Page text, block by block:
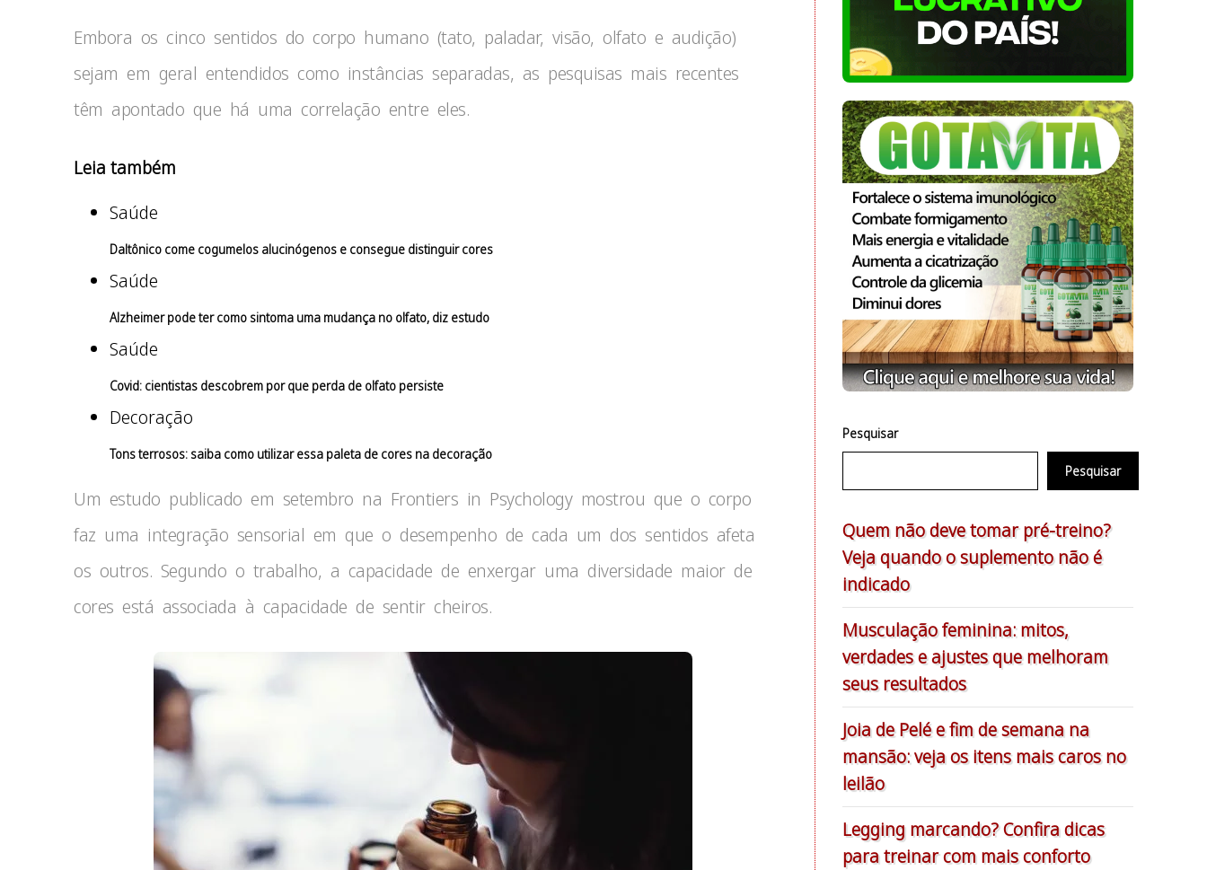
Embora os cinco sentidos do corpo humano (tato, paladar, visão, olfato e audição)
sejam em geral entendidos como instâncias separadas, as pesquisas mais recentes
têm apontado que há uma correlação entre eles.
Leia também
Saúde
Daltônico come cogumelos alucinógenos e consegue distinguir cores
Saúde
Alzheimer pode ter como sintoma uma mudança no olfato, diz estudo
Saúde
Covid: cientistas descobrem por que perda de olfato persiste
Decoração
Tons terrosos: saiba como utilizar essa paleta de cores na decoração
Um estudo publicado em setembro na Frontiers in Psychology mostrou que o corpo
faz uma integração sensorial em que o desempenho de cada um dos sentidos afeta
os outros. Segundo o trabalho, a capacidade de enxergar uma diversidade maior de
cores está associada à capacidade de sentir cheiros.
Pesquisar
Pesquisar
Quem não deve tomar pré-treino?
Veja quando o suplemento não é
indicado
Musculação feminina: mitos,
verdades e ajustes que melhoram
seus resultados
Joia de Pelé e fim de semana na
mansão: veja os itens mais caros no
leilão
Legging marcando? Confira dicas
para treinar com mais conforto